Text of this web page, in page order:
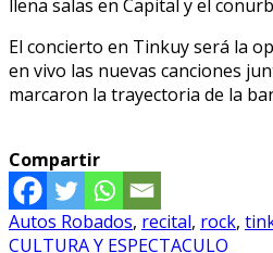
llena salas en Capital y el
El concierto en Tinkuy será la
en vivo las nuevas canciones
marcaron la trayectoria de la
Compartir
Autos Robados, recital, rock,
CULTURA Y ESPECTACULO